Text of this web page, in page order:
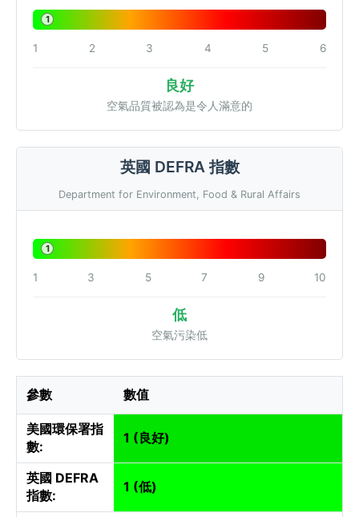
1
1 2 3 4 5 6
良好
空氣品質被認為是令人滿意的
英國 DEFRA 指數
Department for Environment, Food & Rural Affairs
1
1 3 5 7 9 10
低
空氣污染低
參數 數值
美國環保署指
數:
1 (良好)
英國 DEFRA
指數:
1 (低)